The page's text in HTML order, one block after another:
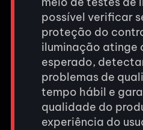
possível verificar
proteção do
iluminação atinge
esperado,
problemas de
tempo hábil e
qualidade do
experiência do